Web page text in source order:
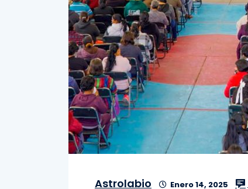
Astrolabio Enero 14, 2025